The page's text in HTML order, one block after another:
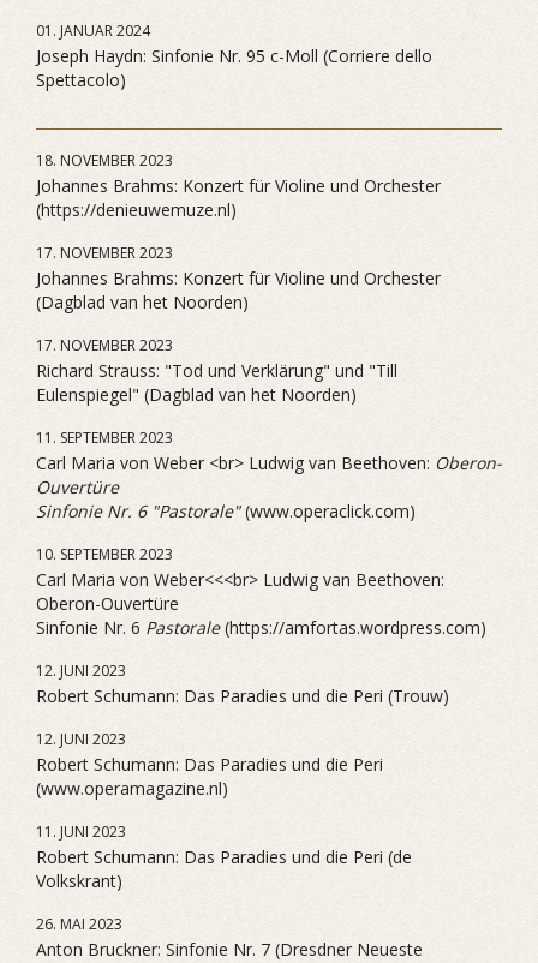
01. JANUAR 2024
Joseph Haydn: Sinfonie Nr. 95 c-Moll (Corriere dello
Spettacolo)
18. NOVEMBER 2023
Johannes Brahms: Konzert für Violine und Orchester
(https://denieuwemuze.nl)
17. NOVEMBER 2023
Johannes Brahms: Konzert für Violine und Orchester
(Dagblad van het Noorden)
17. NOVEMBER 2023
Richard Strauss: "Tod und Verklärung" und "Till
Eulenspiegel" (Dagblad van het Noorden)
11. SEPTEMBER 2023
Carl Maria von Weber <br> Ludwig van Beethoven: Oberon-
Ouvertüre
Sinfonie Nr. 6 "Pastorale"(www.operaclick.com)
10. SEPTEMBER 2023
Carl Maria von Weber<<<br> Ludwig van Beethoven:
Oberon-Ouvertüre
Sinfonie Nr. 6 Pastorale(https://amfortas.wordpress.com)
12. JUNI 2023
Robert Schumann: Das Paradies und die Peri (Trouw)
12. JUNI 2023
Robert Schumann: Das Paradies und die Peri
(www.operamagazine.nl)
11. JUNI 2023
Robert Schumann: Das Paradies und die Peri (de
Volkskrant)
26. MAI 2023
Anton Bruckner: Sinfonie Nr. 7 (Dresdner Neueste